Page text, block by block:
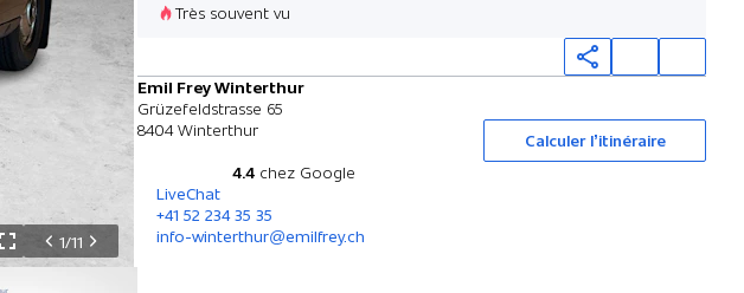
Très souvent vu
Emil Frey Winterthur
Grüzefeldstrasse 65
8404 Winterthur
Calculer l’itinéraire
4.4 chez Google
LiveChat
+41 52 234 35 35
info-winterthur@emilfrey.ch
1/11